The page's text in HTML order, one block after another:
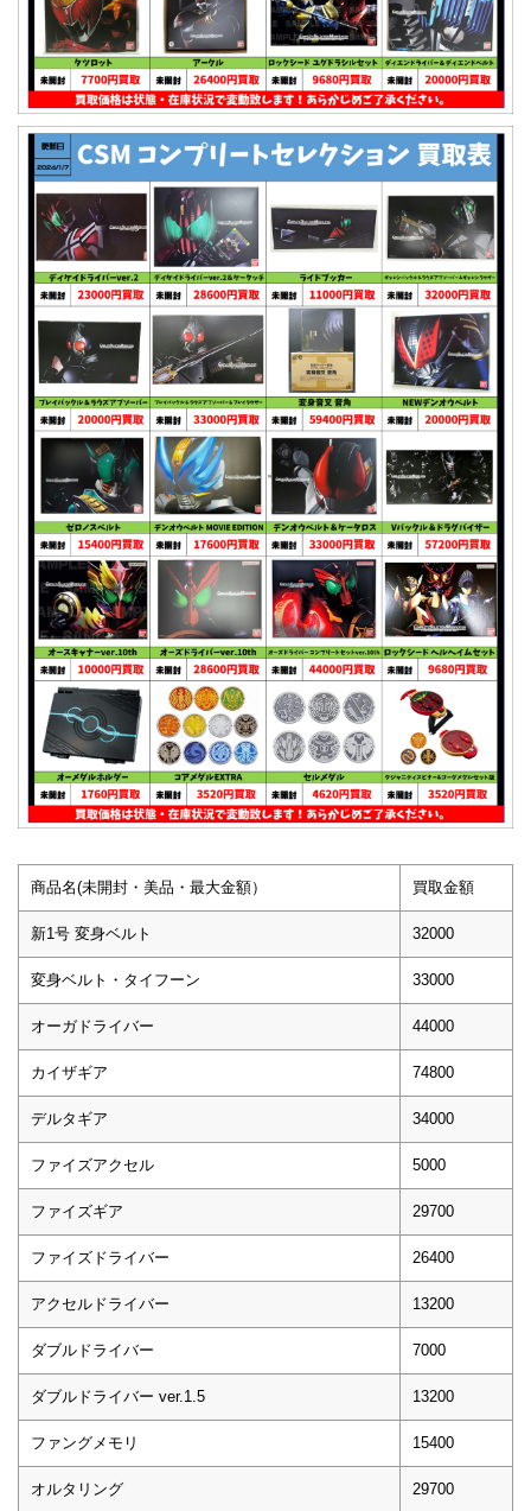
商品名(未開封・美品・最大金額） 買取金額
新1号 変身ベルト 32000
変身ベルト・タイフーン 33000
オーガドライバー 44000
カイザギア 74800
デルタギア 34000
ファイズアクセル 5000
ファイズギア 29700
ファイズドライバー 26400
アクセルドライバー 13200
ダブルドライバー 7000
ダブルドライバー ver.1.5 13200
ファングメモリ 15400
オルタリング 29700